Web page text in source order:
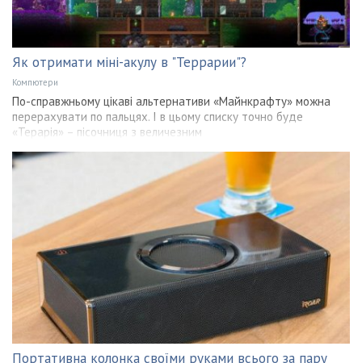
Як отримати міні-акулу в "Террарии"?
Компютери
По-справжньому цікаві альтернативи «Майнкрафту» можна
перерахувати по пальцях. І в цьому списку точно буде
«Терарія» – пісочниця з величезним
Портативна колонка своїми руками всього за пару